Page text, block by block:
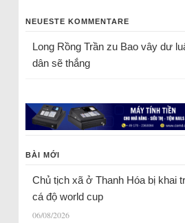
NEUESTE KOMMENTARE
Long Rồng Trầnzu Bao vây dư
dân sẽ thắng
BÀI MỚI
Chủ tịch xã ở Thanh Hóa bị khai
cá độ world cup
06/08/2026